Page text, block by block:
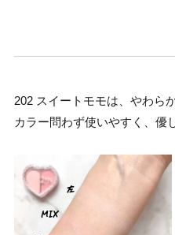
202 スイートモモは、やわら
カラー問わず使いやすく、優